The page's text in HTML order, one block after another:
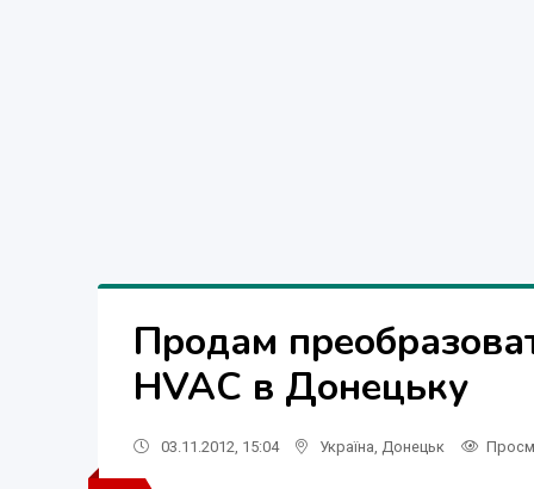
Продам
HVAC в Донецьку
03.11.2012, 15:04 Україна Донецьк